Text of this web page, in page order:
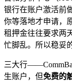
银行在账户激活前
你等落地才申请，
租押金往往要求两
忙脚乱。所以稳妥
三大行
生账户，但免费的